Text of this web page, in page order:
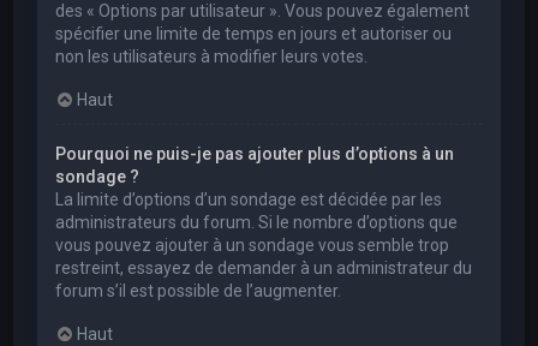
des « Options par utilisateur ». Vous pouvez également
spécifier une limite de temps en jours et autoriser ou
non les utilisateurs à modifier leurs votes.
Haut
Pourquoi ne puis-je pas ajouter plus d’options à un
sondage ?
La limite d’options d’un sondage est décidée par les
administrateurs du forum. Si le nombre d’options que
vous pouvez ajouter à un sondage vous semble trop
restreint, essayez de demander à un administrateur du
forum s’il est possible de l’augmenter.
Haut